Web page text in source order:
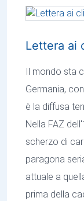
Lettera ai
Il mondo sta
Germania,
è la diffusa
Nella FAZ
scherzo di
paragona
attuale a
prima della